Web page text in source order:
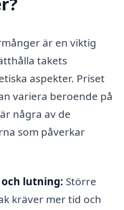
är en viktig
takets
aspekter. Priset
variera beroende på
några av de
som påverkar
lutning: Större
kräver mer tid och